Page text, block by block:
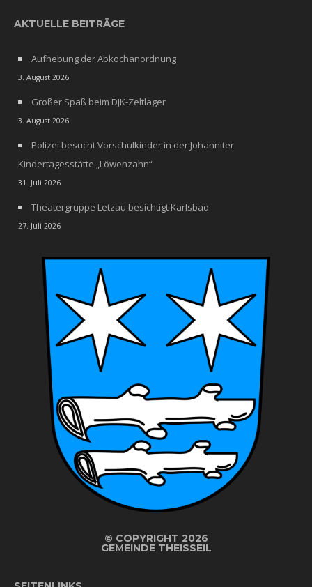
AKTUELLE BEITRÄGE
Aufhebung der Abkochanordnung
3. August 2026
Großer Spaß beim DJK-Zeltlager
3. August 2026
Polizei besucht Vorschulkinder in der Johanniter
Kindertagesstätte „Löwenzahn“
31. Juli 2026
Theatergruppe Letzau besichtigt Karlsbad
27. Juli 2026
© COPYRIGHT 2026
GEMEINDE THEISSEIL